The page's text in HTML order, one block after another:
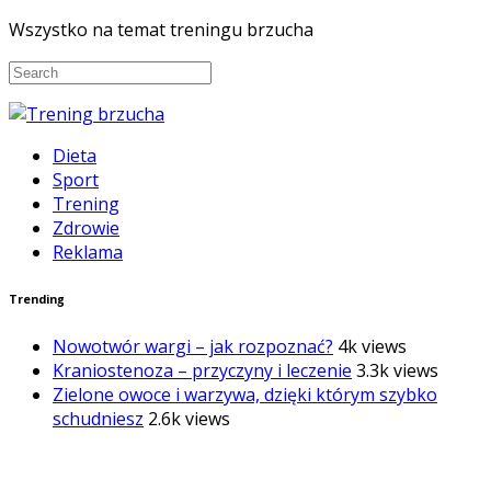
Wszystko na temat treningu brzucha
Dieta
Sport
Trening
Zdrowie
Reklama
Trending
Nowotwór wargi – jak rozpoznać? 4k views
Kraniostenoza – przyczyny i leczenie 3.3k views
Zielone owoce i warzywa, dzięki którym szybko
schudniesz 2.6k views